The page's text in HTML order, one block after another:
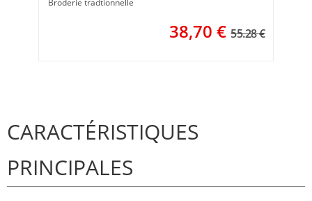
Broderie tradtionnelle
38,70 € 55.28 €
CARACTÉRISTIQUES
PRINCIPALES